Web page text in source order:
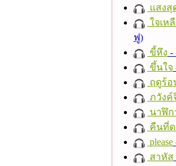
แสงสุ
ใจเห
ฟู)
ขี้หึง -
ขึ้นใจ
ฤดูร้อ
ภวังค์
นาฬิก
คืนที่ด
please
สาหัส